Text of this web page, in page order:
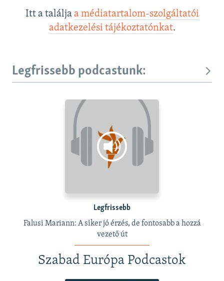
Itt a találja a médiatartalom-szolgáltatói
adatkezelési tájékoztatónkat.
Legfrissebb podcastunk:
Legfrissebb
Falusi Mariann: A siker jó érzés, de fontosabb a hozzá
vezető út
Szabad Európa Podcastok